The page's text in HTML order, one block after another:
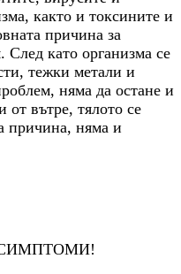
както и токсините и
причина за
След като организма се
тежки метали и
няма да остане и
от вътре, тялото се
причина, няма и
СИМПТОМИ!